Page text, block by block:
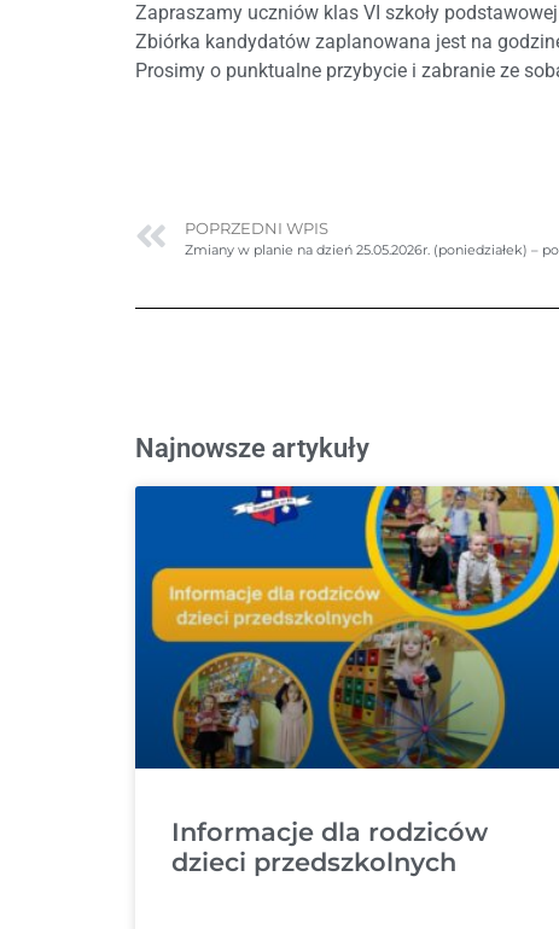
Zapraszamy uczniów klas VI szkoły
Zbiórka kandydatów zaplanowana jest na
Prosimy o punktualne przybycie i zabranie ze
POPRZEDNI WPIS
Zmiany w planie na dzień 25.05.2026r. (poniedziałek) –
Najnowsze artykuły
Informacje dla rodziców
dzieci przedszkolnych